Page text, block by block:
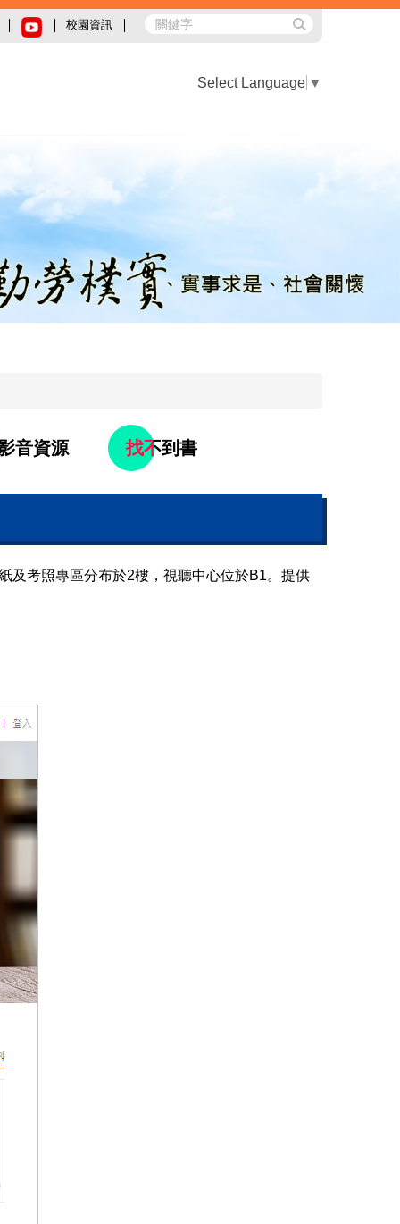
校園資訊
Select Language ▼
音資源 找不到書
及考照專區分布於2樓，視聽中心位於B1。提供